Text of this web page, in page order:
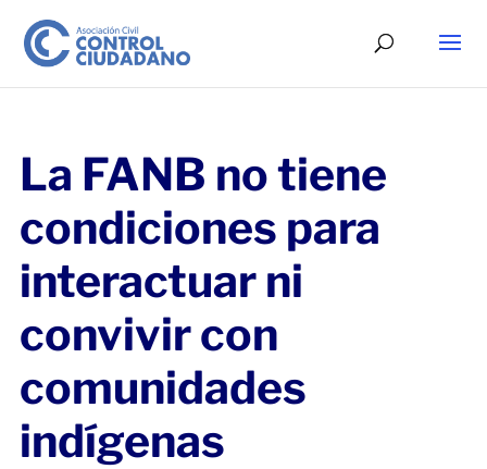
La FANB no tiene
condiciones para
interactuar ni
convivir con
comunidades
indígenas